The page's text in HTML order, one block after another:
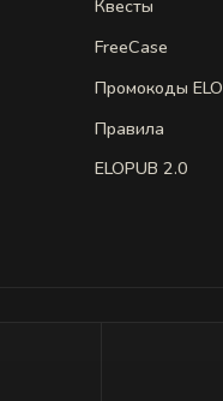
Квесты
FreeCase
Промокоды ELO
Правила
ELOPUB 2.0